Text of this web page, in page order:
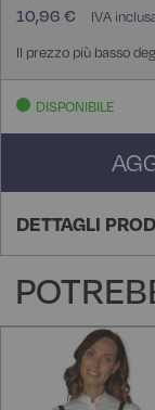
10,96 €
Il prezzo più basso
DISPONIBILE
DETTAGLI